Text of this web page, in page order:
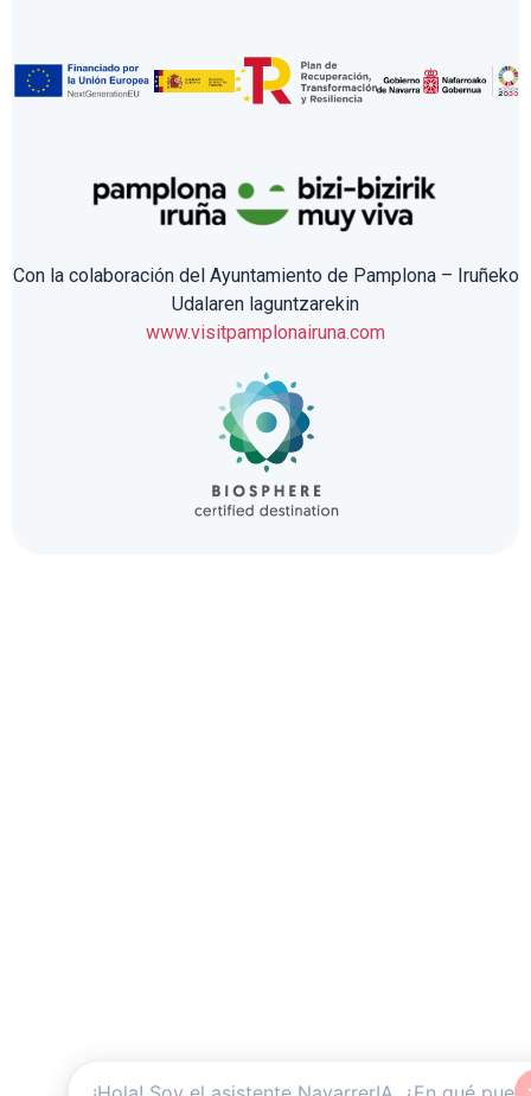
Con la colaboración del Ayuntamiento de Pamplona – Iruñeko
Udalaren laguntzarekin
www.visitpamplonairuna.com